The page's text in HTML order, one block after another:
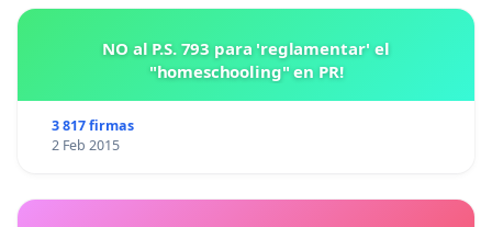
NO al P.S. 793 para 'reglamentar' el
"homeschooling" en PR!
3 817 firmas
2 Feb 2015